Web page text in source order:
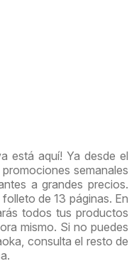
está aquí! Ya desde el
semanales
a grandes precios.
de 13 páginas. En
todos tus productos
mismo. Si no puedes
consulta el resto de